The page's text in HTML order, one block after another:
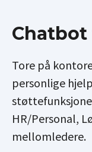
Tore på
personlige
HR/Personal,
mellomledere.